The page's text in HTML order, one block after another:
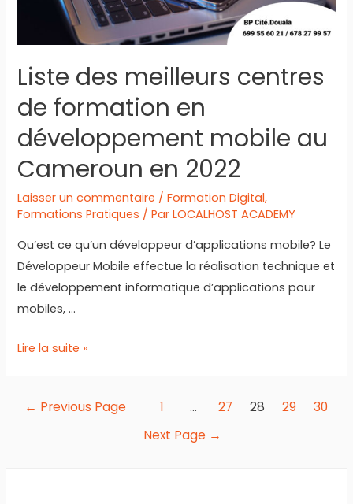
Liste des meilleurs centres
de formation en
développement mobile au
Cameroun en 2022
Laisser un commentaire /Formation Digital,
Formations Pratiques / ParLOCALHOST ACADEMY
Qu’est ce qu’un développeur d’applications mobile? Le
Développeur Mobile effectue la réalisation technique et
le développement informatique d’applications pour
mobiles, …
Liste
centres
Lire la suite »
Navigation
← Previous Page 1 … 27 28 29
30
Next Page →